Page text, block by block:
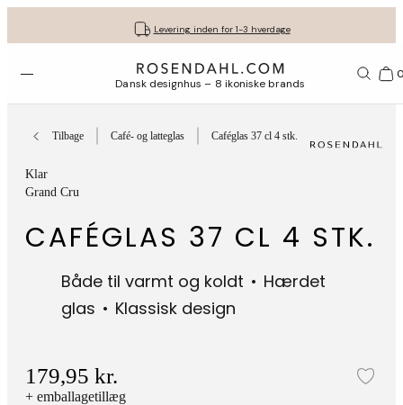
Levering inden for 1-3 hverdage
Fri fragt ved køb for min. 549 kr.
30 dages gratis retur*
Få dine gaver pakket flot ind
Vi er e-mærket
Åbn menuen Dansk designhus – 8 ikoniske brands
Tilbage Café- og latteglas Caféglas 37 cl 4 stk.
Klar
Grand Cru
CAFÉGLAS 37 CL 4 STK.
Både til varmt og koldt
Hærdet
glas
Klassisk design
179,95 kr.
+ emballagetillæg